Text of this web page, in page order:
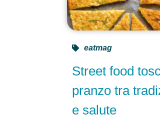
Street food
pranzo tra
e salute
eatmag